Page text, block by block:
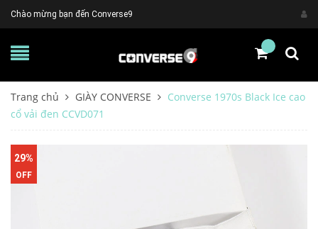
Chào mừng bạn đến Converse9
Trang chủ GIÀY CONVERSE
Converse 1970s Black Ice cao
cổ vải đen CCVD071
29%
OFF